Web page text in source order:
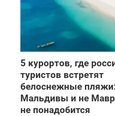
5 курортов, где
туристов встретят
белоснежные
Мальдивы и не
не понадобится